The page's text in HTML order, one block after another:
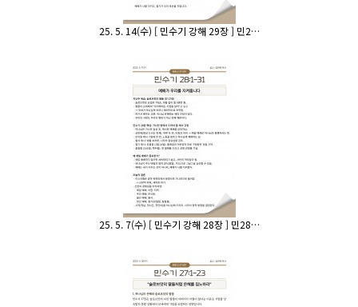
25. 5. 14(수) [ 민수기 강해 29장 ] 민2…
25. 5. 7(수) [ 민수기 강해 28장 ] 민28…